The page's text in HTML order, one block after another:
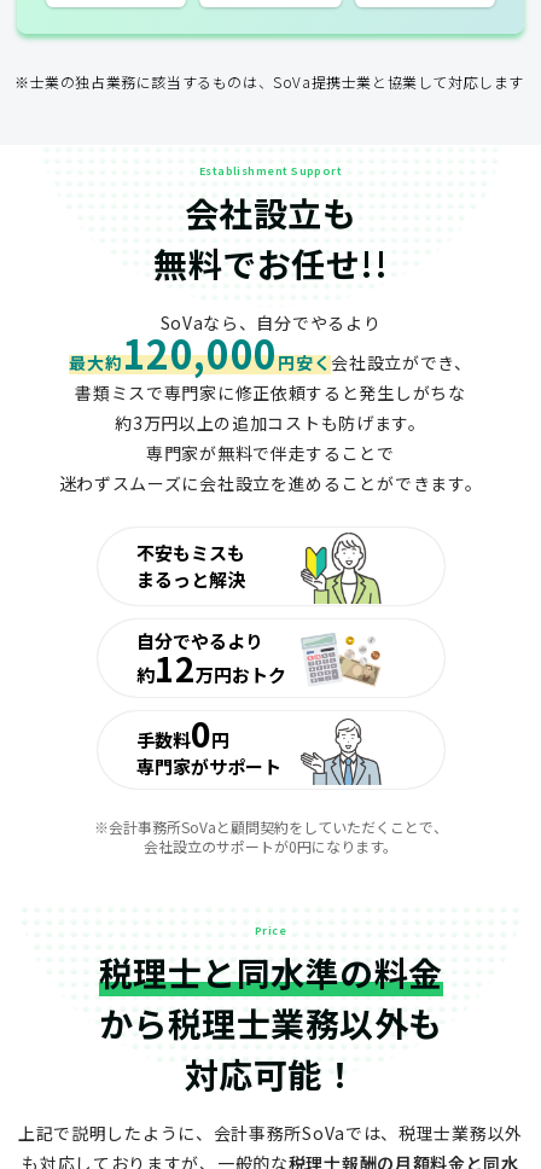
※士業の独占業務に該当するものは、SoVa提携士業と協業して対応します
Establishment Support
会社設立も
無料でお任せ!!
SoVaなら、自分でやるより
最大約120,000円安く会社設立ができ、
書類ミスで専門家に修正依頼すると発生しがちな
約3万円以上の追加コストも防げます。
専門家が無料で伴走することで
迷わずスムーズに会社設立を進めることができます。
不安もミスも
まるっと解決
自分でやるより
約12万円おトク
手数料0円
専門家がサポート
※会計事務所SoVaと顧問契約をしていただくことで、
会社設立のサポートが0円になります。
Price
税理士と同水準の料金
から税理士業務以外も
対応可能！
上記で説明したように、会計事務所SoVaでは、税理士業務以外
も対応しておりますが、 一般的な税理士報酬の月額料金と同水